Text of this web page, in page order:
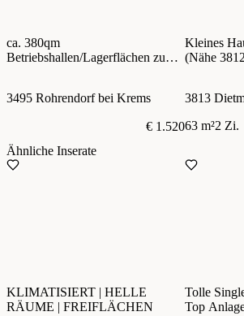
ca. 380qm
Betriebshallen/Lagerflächen zu
3495 Rohrendorf bei Krems
€ 1.520
Kleines
(Nähe
3813
63 m²2 Zi.
Ähnliche Inserate
KLIMATISIERT | HELLE
RÄUME | FREIFLÄCHEN
Tolle
Top